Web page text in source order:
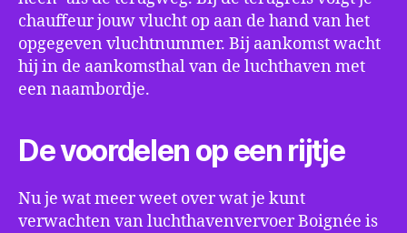
chauffeur jouw vlucht op aan de hand van het
opgegeven vluchtnummer. Bij aankomst wacht
hij in de aankomsthal van de luchthaven met
een naambordje.
De voordelen op een rijtje
Nu je wat meer weet over wat je kunt
verwachten van luchthavenvervoer Boignée is